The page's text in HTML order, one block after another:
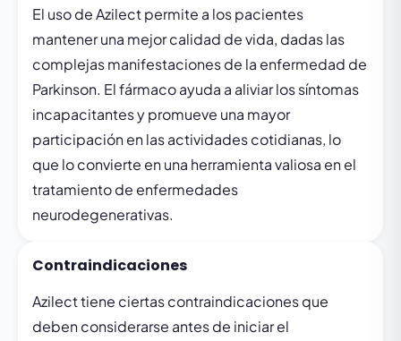
El uso de Azilect permite a los pacientes
mantener una mejor calidad de vida, dadas las
complejas manifestaciones de la enfermedad de
Parkinson. El fármaco ayuda a aliviar los síntomas
incapacitantes y promueve una mayor
participación en las actividades cotidianas, lo
que lo convierte en una herramienta valiosa en el
tratamiento de enfermedades
neurodegenerativas.
Contraindicaciones
Azilect tiene ciertas contraindicaciones que
deben considerarse antes de iniciar el